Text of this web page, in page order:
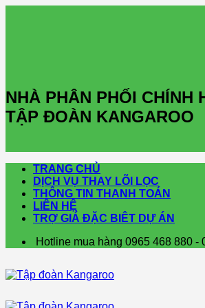
NHÀ PHÂN PHỐI CHÍNH
TẬP ĐOÀN KANGAROO
TRANG CHỦ
DỊCH VỤ THAY LÕI LỌC
THÔNG TIN THANH TOÁN
LIÊN HỆ
TRỢ GIÁ ĐẶC BIÊT DỰ ÁN
Hotline mua hàng 0965 468 880 -